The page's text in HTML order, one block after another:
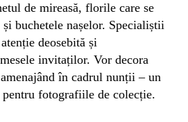
de mireasă, florile care se
buchetele nașelor. Specialiștii
deosebită și
invitaților. Vor decora
în cadrul nunții – un
pentru fotografiile de colecție.